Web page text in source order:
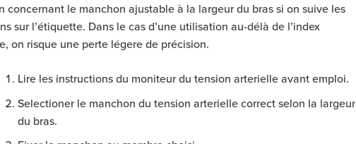
concernant le manchon ajustable à la largeur du bras si on suive les
sur l’étiquette. Dans le cas d’une utilisation au-délà de l’index
on risque une perte légere de précision.
Lire les instructions du moniteur du tension arterielle avant emploi.
Selectioner le manchon du tension arterielle correct selon la largeur
du bras.